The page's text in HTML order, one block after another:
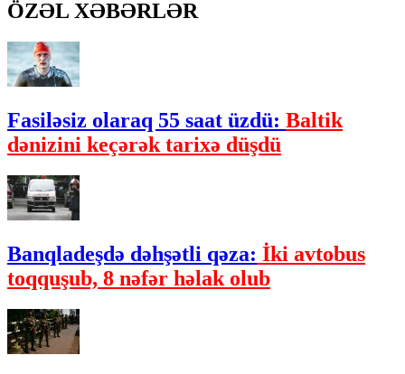
ÖZƏL XƏBƏRLƏR
Fasiləsiz olaraq 55 saat üzdü: Baltik
dənizini keçərək tarixə düşdü
Banqladeşdə dəhşətli qəza: İki avtobus
toqquşub, 8 nəfər həlak olub